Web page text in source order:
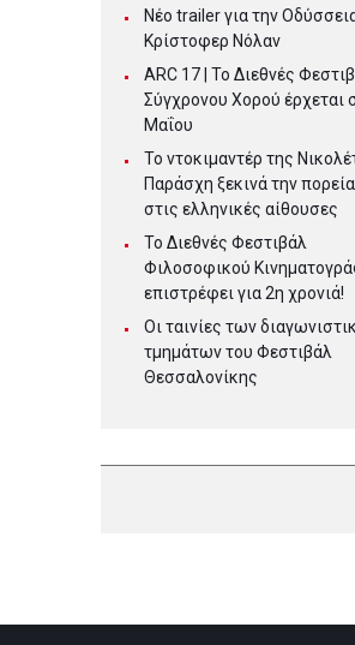
Νέο trailer για την
Κρίστοφερ Νόλαν
ARC 17 | To Διεθνές
Σύγχρονου Χορού έρχεται
Μαΐου
Το ντοκιμαντέρ της
Παράσχη ξεκινά την
στις ελληνικές αίθουσες
Το Διεθνές Φεστιβάλ
Φιλοσοφικού
επιστρέφει για 2η χρονιά!
Οι ταινίες των
τμημάτων του Φεστιβάλ
Θεσσαλονίκης